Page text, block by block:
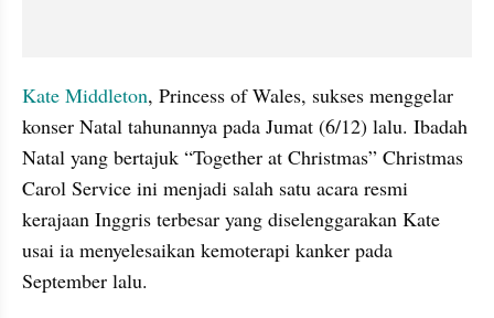
Kate Middleton, Princess of Wales, sukses menggelar
konser Natal tahunannya pada Jumat (6/12) lalu. Ibadah
Natal yang bertajuk “Together at Christmas” Christmas
Carol Service ini menjadi salah satu acara resmi
kerajaan Inggris terbesar yang diselenggarakan Kate
usai ia menyelesaikan kemoterapi kanker pada
September lalu.